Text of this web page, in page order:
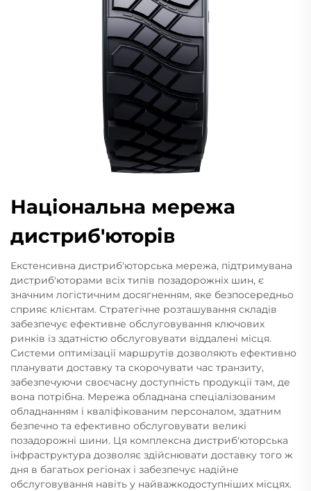
Національна мережа
дистриб'юторів
Екстенсивна дистриб'юторська мережа, підтримувана
дистриб'юторами всіх типів позадорожніх шин, є
значним логістичним досягненням, яке безпосередньо
сприяє клієнтам. Стратегічне розташування складів
забезпечує ефективне обслуговування ключових
ринків із здатністю обслуговувати віддалені місця.
Системи оптимізації маршрутів дозволяють ефективно
планувати доставку та скорочувати час транзиту,
забезпечуючи своєчасну доступність продукції там, де
вона потрібна. Мережа обладнана спеціалізованим
обладнанням і кваліфікованим персоналом, здатним
безпечно та ефективно обслуговувати великі
позадорожні шини. Ця комплексна дистриб'юторська
інфраструктура дозволяє здійснювати доставку того ж
дня в багатьох регіонах і забезпечує надійне
обслуговування навіть у найважкодоступніших місцях.